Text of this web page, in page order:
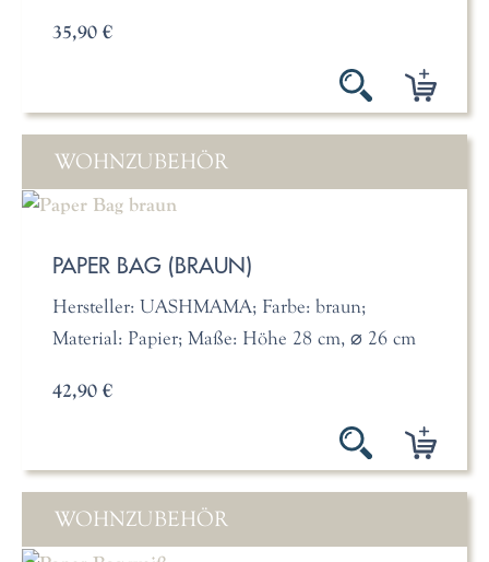
35,90 €
WOHNZUBEHÖR
PAPER BAG (BRAUN)
Hersteller: UASHMAMA; Farbe: braun;
Material: Papier; Maße: Höhe 28 cm, ⌀ 26 cm
42,90 €
WOHNZUBEHÖR